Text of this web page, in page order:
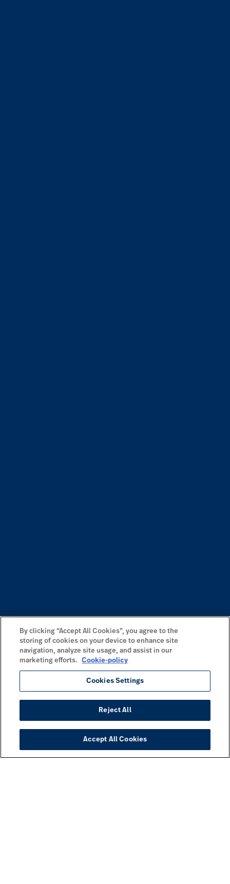
By clicking “Accept All Cookies”, you agree to the
storing of cookies on your device to enhance site
navigation, analyze site usage, and assist in our
marketing efforts.
Cookie-policy
Cookies Settings
Reject All
Accept All Cookies